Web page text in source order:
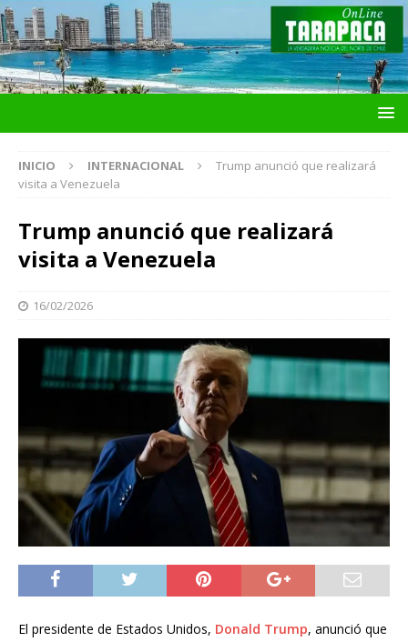
INICIO INTERNACIONAL
Trump anunció que realizará
visita a Venezuela
Trump anunció que realizará
visita a Venezuela
16/02/2026
El presidente de Estados Unidos, Donald Trump, anunció que